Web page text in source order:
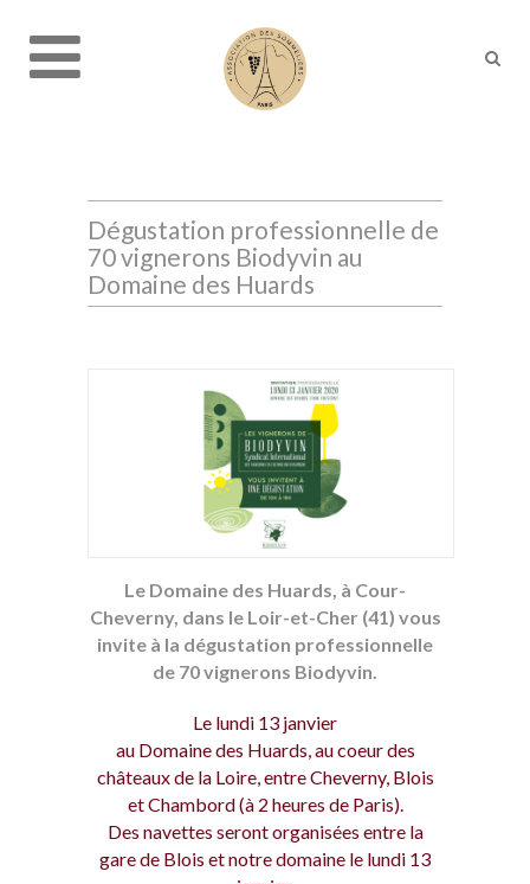
Dégustation professionnelle de
70 vignerons Biodyvin au
Domaine des Huards
Le Domaine des Huards, à Cour-
Cheverny, dans le Loir-et-Cher (41) vous
invite à la dégustation professionnelle
de 70 vignerons Biodyvin.
Le lundi 13 janvier
au Domaine des Huards, au coeur des
châteaux de la Loire, entre Cheverny, Blois
et Chambord (à 2 heures de Paris).
Des navettes seront organisées entre la
gare de Blois et notre domaine le lundi 13